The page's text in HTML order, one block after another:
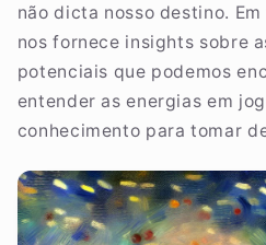
não dicta nosso destino.
nos fornece insights sobre
potenciais que podemos
entender as energias em
conhecimento para tomar